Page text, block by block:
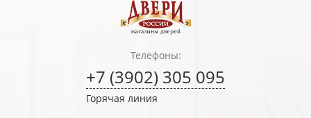
Телефоны:
+7 (3902) 305 095
Горячая линия